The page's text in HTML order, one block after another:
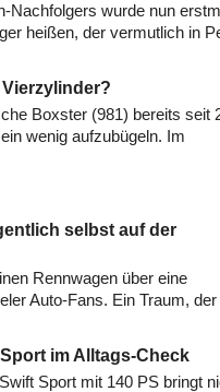
Nachfolgers wurde nun
heißen, der vermutlich in
Boxster (981) bereits seit
wenig aufzubügeln. Im
selbst auf der
Rennwagen über eine
Auto-Fans. Ein Traum,
im Alltags-Check
Sport mit 140 PS bringt